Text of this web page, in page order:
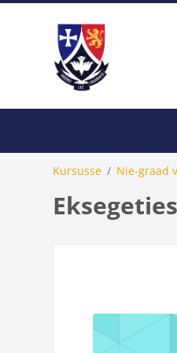
Studente terugvoer
Kursusse Nie-graad